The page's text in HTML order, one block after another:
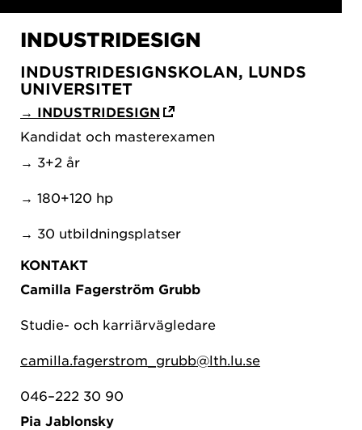
INDUSTRIDESIGN
INDUSTRIDESIGNSKOLAN, LUNDS
UNIVERSITET
→ INDUSTRIDESIGN
Kandidat och masterexamen
→ 3+2 år
→ 180+120 hp
→ 30 utbildningsplatser
KONTAKT
Camilla Fagerström Grubb
Studie- och karriärvägledare
camilla.fagerstrom_grubb@lth.lu.se
046–222 30 90
Pia Jablonsky